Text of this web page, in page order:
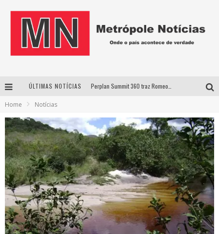
ÚLTIMAS NOTÍCIAS
Uberlândia recebe estreia nacional de espetáculo inspirado em episódio marcante da vida de Friedrich Nietzsche
Agosto Dourado: apoio, informação e acolhimento fortalecem o sucesso da amamentação
Home Notícias